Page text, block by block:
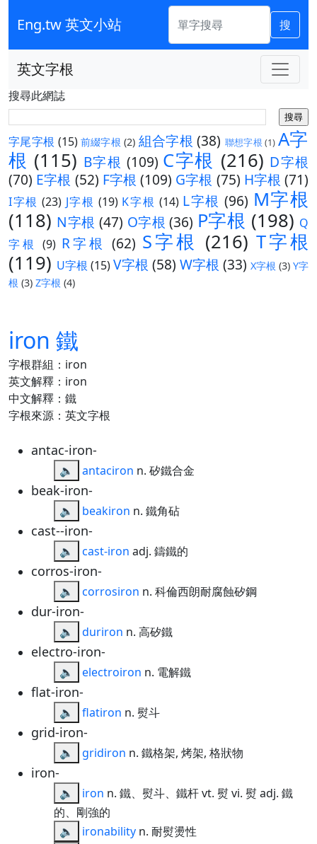
Eng.tw 英文小站 搜
英文字根
搜尋此網誌
字尾字根 (15) 前綴字根 (2) 組合字根 (38) 聯想字根 (1) A字
根 (115) B字根 (109) C字根 (216) D字根
(70) E字根 (52) F字根 (109) G字根 (75) H字根 (71)
I字根 (23) J字根 (19) K字根 (14) L字根 (96) M字根
(118) N字根 (47) O字根 (36) P字根 (198) Q
字根 (9) R字根 (62) S字根 (216) T字根
(119) U字根 (15)V字根 (58) W字根 (33) X字根 (3) Y字
根 (3) Z字根 (4)
iron 鐵
字根群組：iron
英文解釋：iron
中文解釋：鐵
字根來源：英文字根
antac-iron-
🔈 antaciron n. 矽鐵合金
beak-iron-
🔈 beakiron n. 鐵角砧
cast--iron-
🔈 cast-iron adj. 鑄鐵的
corros-iron-
🔈 corrosiron n. 科倫西朗耐腐蝕矽鋼
dur-iron-
🔈 duriron n. 高矽鐵
electro-iron-
🔈 electroiron n. 電解鐵
flat-iron-
🔈 flatiron n. 熨斗
grid-iron-
🔈 gridiron n. 鐵格架, 烤架, 格狀物
iron-
🔈 iron n. 鐵、熨斗、鐵杆 vt. 熨 vi. 熨 adj. 鐵
的、剛強的
🔈
ironability n. 耐熨燙性